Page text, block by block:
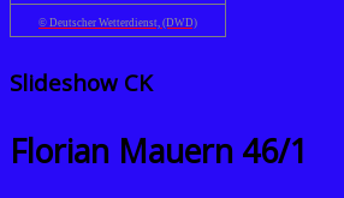
© Deutscher Wetterdienst, (DWD)
Slideshow CK
Florian Mauern 46/1